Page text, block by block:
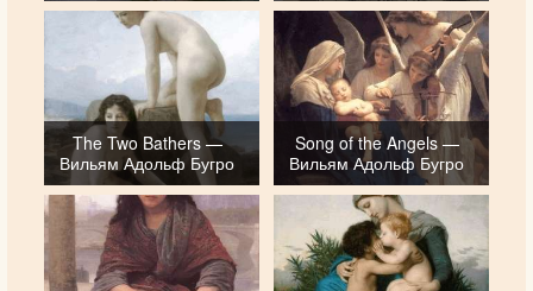
The Two Bathers —
Вильям Адольф Бугро
Song of the Angels —
Вильям Адольф Бугро